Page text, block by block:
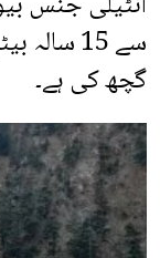
گچھ کی ہے۔